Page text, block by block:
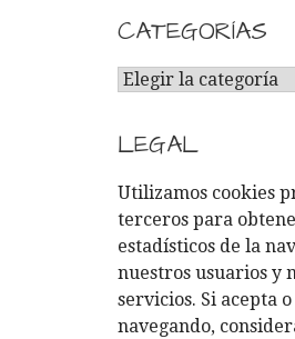
CATEGORÍAS
C
T
E
G
O
R
Í
A
S
LEGAL
Utilizamos cookies
terceros para
estadísticos de la
nuestros usuarios y
servicios. Si acepta
navegando,